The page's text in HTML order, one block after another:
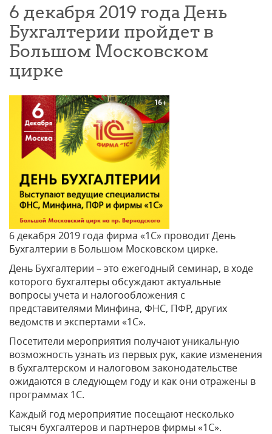
6 декабря 2019 года День
Бухгалтерии пройдет в
Большом Московском
цирке
6 декабря 2019 года фирма «1С» проводит День
Бухгалтерии в Большом Московском цирке.
День Бухгалтерии – это ежегодный семинар, в ходе
которого бухгалтеры обсуждают актуальные
вопросы учета и налогообложения с
представителями Минфина, ФНС, ПФР, других
ведомств и экспертами «1С».
Посетители мероприятия получают уникальную
возможность узнать из первых рук, какие изменения
в бухгалтерском и налоговом законодательстве
ожидаются в следующем году и как они отражены в
программах 1С.
Каждый год мероприятие посещают несколько
тысяч бухгалтеров и партнеров фирмы «1С».